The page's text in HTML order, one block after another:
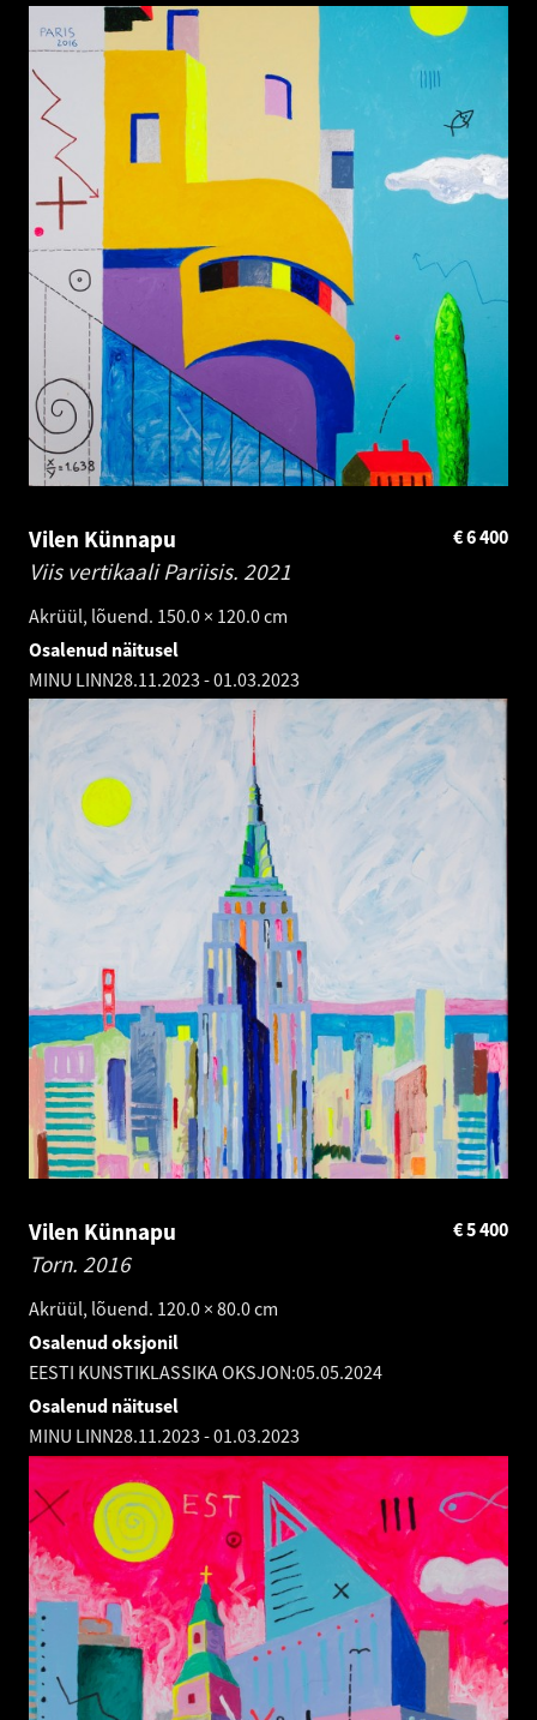
Vilen Künnapu
Viis vertikaali Pariisis. 2021
Akrüül, lõuend. 150.0 × 120.0 cm
6 400
€
Osalenud näitusel
MINU LINN28.11.2023 -01.03.2023
Vilen Künnapu
Torn. 2016
Akrüül, lõuend. 120.0 × 80.0 cm
5 400
€
Osalenud oksjonil
EESTI KUNSTIKLASSIKA OKSJON:05.05.2024
Osalenud näitusel
MINU LINN28.11.2023 -01.03.2023